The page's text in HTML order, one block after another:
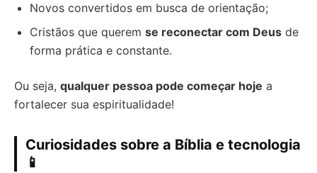
Novos convertidos em busca de orientação;
Cristãos que querem se reconectar com Deus de
forma prática e constante.
Ou seja, qualquer pessoa pode começar hoje a
fortalecer sua espiritualidade!
Curiosidades sobre a Bíblia e tecnologia
📱